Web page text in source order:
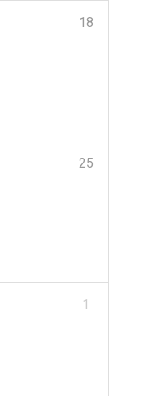
18
25
1